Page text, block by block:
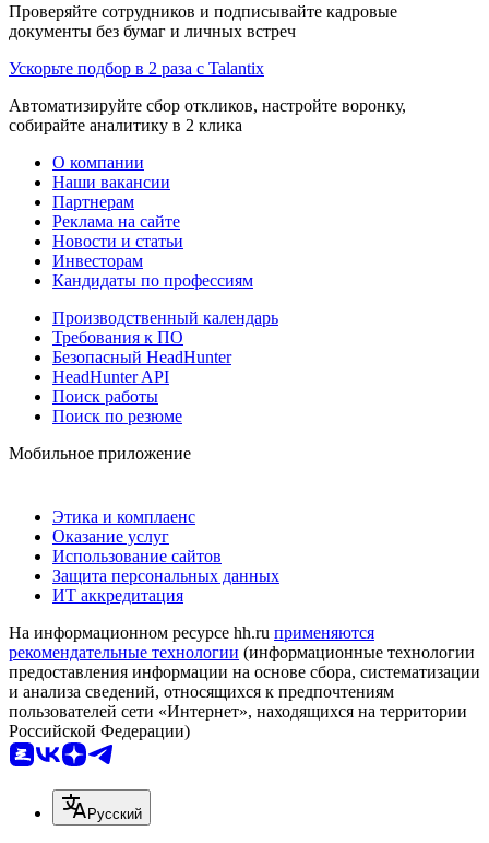
Проверяйте сотрудников и подписывайте кадровые
документы без бумаг и личных встреч
Ускорьте подбор в 2 раза с Talantix
Автоматизируйте сбор откликов, настройте воронку,
собирайте аналитику в 2 клика
О компании
Наши вакансии
Партнерам
Реклама на сайте
Новости и статьи
Инвесторам
Кандидаты по профессиям
Производственный календарь
Требования к ПО
Безопасный HeadHunter
HeadHunter API
Поиск работы
Поиск по резюме
Мобильное приложение
Этика и комплаенс
Оказание услуг
Использование сайтов
Защита персональных данных
ИТ аккредитация
На информационном ресурсе hh.ru применяются
рекомендательные технологии (информационные технологии
предоставления информации на основе сбора, систематизации
и анализа сведений, относящихся к предпочтениям
пользователей сети «Интернет», находящихся на территории
Российской Федерации)
Русский